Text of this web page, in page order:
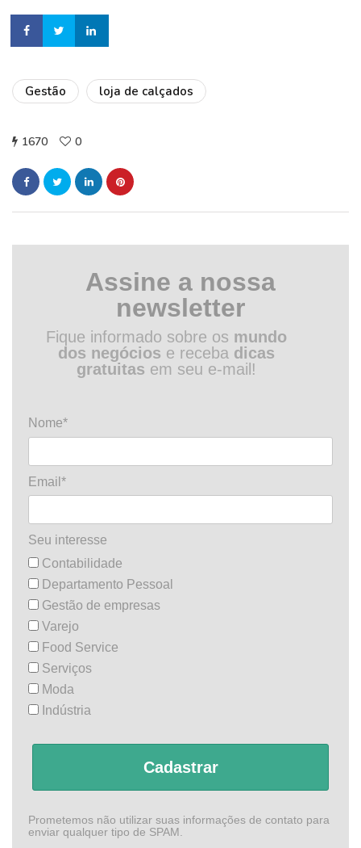
Gestão loja de calçados
1670 0
Assine a nossa
newsletter
Fique informado sobre os mundo
dos negócios e receba dicas
gratuitas em seu e-mail!
Nome*
Email*
Seu interesse
Contabilidade
Departamento Pessoal
Gestão de empresas
Varejo
Food Service
Serviços
Moda
Indústria
Cadastrar
Prometemos não utilizar suas informações de contato para
enviar qualquer tipo de SPAM.